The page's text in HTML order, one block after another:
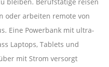
oder arbeiten remote von
Eine Powerbank mit ultra-
Laptops, Tablets und
mit Strom versorgt